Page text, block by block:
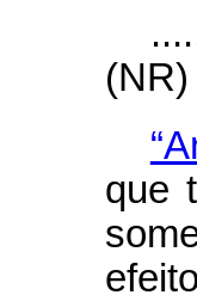
(NR)
que